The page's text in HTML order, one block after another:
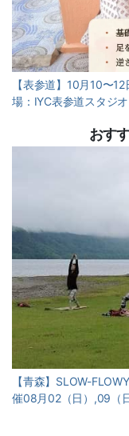
【表参道】10月10〜
場：IYC表参道スタジオ
おす
【青森】SLOW-
催08月02（日）,09（